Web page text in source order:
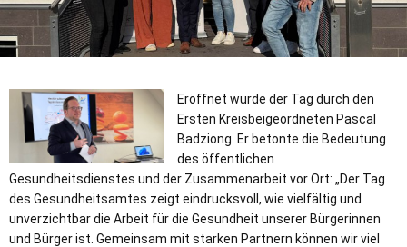
Eröffnet wurde der Tag durch den
Ersten Kreisbeigeordneten Pascal
Badziong. Er betonte die Bedeutung
des öffentlichen
Gesundheitsdienstes und der Zusammenarbeit vor Ort: „Der Tag
des Gesundheitsamtes zeigt eindrucksvoll, wie vielfältig und
unverzichtbar die Arbeit für die Gesundheit unserer Bürgerinnen
und Bürger ist. Gemeinsam mit starken Partnern können wir viel